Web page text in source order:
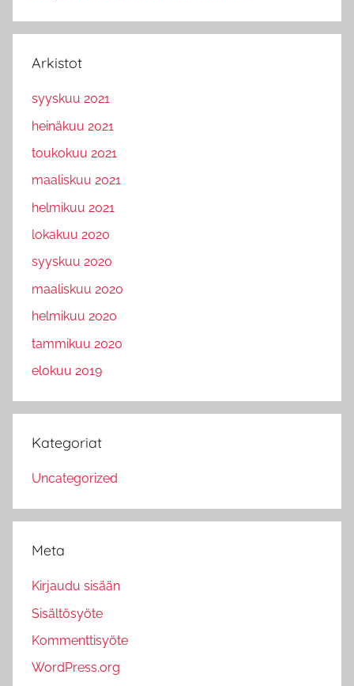
Arkistot
syyskuu 2021
heinäkuu 2021
toukokuu 2021
maaliskuu 2021
helmikuu 2021
lokakuu 2020
syyskuu 2020
maaliskuu 2020
helmikuu 2020
tammikuu 2020
elokuu 2019
Kategoriat
Uncategorized
Meta
Kirjaudu sisään
Sisältösyöte
Kommenttisyöte
WordPress.org